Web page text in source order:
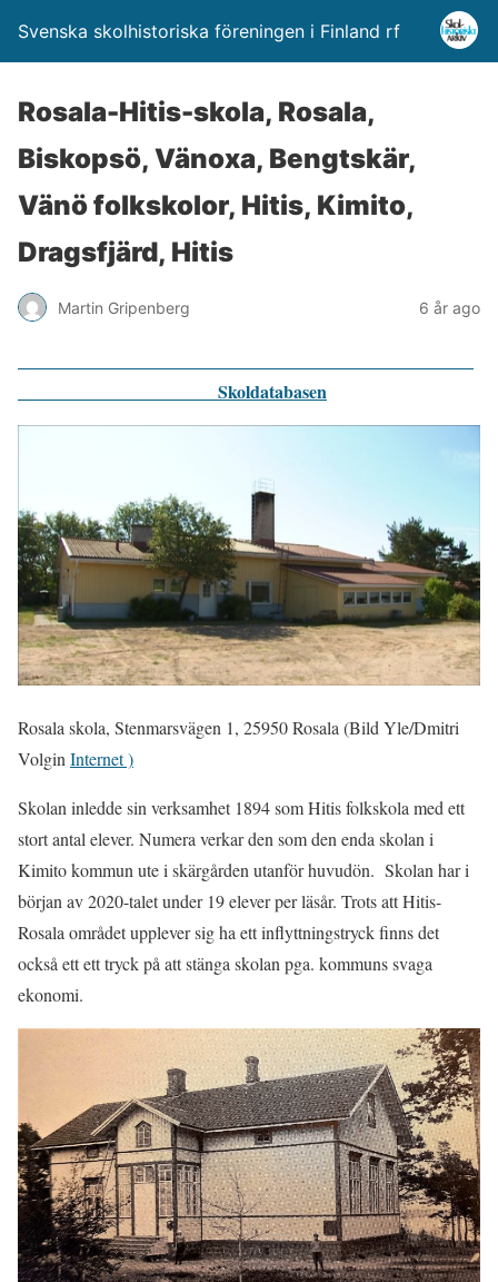
Svenska skolhistoriska föreningen i Finland rf
Rosala-Hitis-skola, Rosala,
Biskopsö, Vänoxa, Bengtskär,
Vänö folkskolor, Hitis, Kimito,
Dragsfjärd, Hitis
Martin Gripenberg 6 år ago
Skoldatabasen
Rosala skola, Stenmarsvägen 1, 25950 Rosala (Bild Yle/Dmitri
Volgin Internet )
Skolan inledde sin verksamhet 1894 som Hitis folkskola med ett
stort antal elever. Numera verkar den som den enda skolan i
Kimito kommun ute i skärgården utanför huvudön. Skolan har i
början av 2020-talet under 19 elever per läsår. Trots att Hitis-
Rosala området upplever sig ha ett inflyttningstryck finns det
också ett ett tryck på att stänga skolan pga. kommuns svaga
ekonomi.